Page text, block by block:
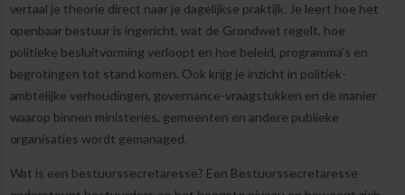
vertaal je theorie direct naar je dagelijkse praktijk. Je leert hoe het
openbaar bestuur is ingericht, wat de Grondwet regelt, hoe
politieke besluitvorming verloopt en hoe beleid, programma’s en
begrotingen tot stand komen. Ook krijg je inzicht in politiek-
ambtelijke verhoudingen, governance-vraagstukken en de manier
waarop binnen ministeries, gemeenten en andere publieke
organisaties wordt gemanaged.
Wat is een bestuurssecretaresse? Een Bestuurssecretaresse